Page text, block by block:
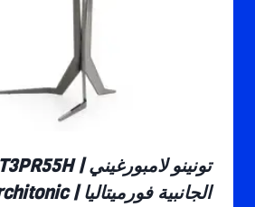
الجانبية فورميتاليا | Architonic